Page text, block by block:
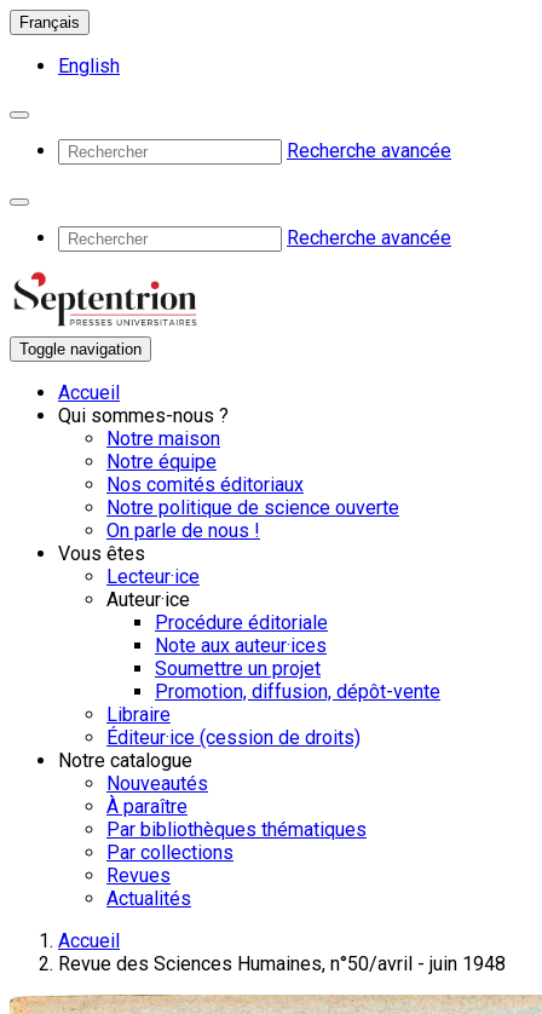
Français
English
Recherche avancée
Recherche avancée
Toggle navigation
Accueil
Qui sommes-nous ?
Notre maison
Notre équipe
Nos comités éditoriaux
Notre politique de science ouverte
On parle de nous !
Vous êtes
Lecteur·ice
Auteur·ice
Procédure éditoriale
Note aux auteur·ices
Soumettre un projet
Promotion, diffusion, dépôt-vente
Libraire
Éditeur·ice (cession de droits)
Notre catalogue
Nouveautés
À paraître
Par bibliothèques thématiques
Par collections
Revues
Actualités
Accueil
Revue des Sciences Humaines, n°50/avril - juin 1948